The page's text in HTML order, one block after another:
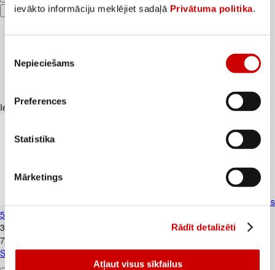
ievākto informāciju meklējiet sadaļā Privātuma politika.
izvēle
Nepieciešams
Preferences
Statistika
Mārketings
Rādīt detalizēti
Atļaut visus sīkfailus
Pievienot
Iesakām ar
Siers Gouda FARM MILK 45% šķēlēs
500g
3
7,98€/kg
Siers Gouda FARM MILK 45% šķēlēs 500g